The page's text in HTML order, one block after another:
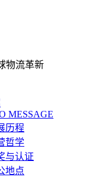
物流革新
MESSAGE
历程
哲学
与认证
地点